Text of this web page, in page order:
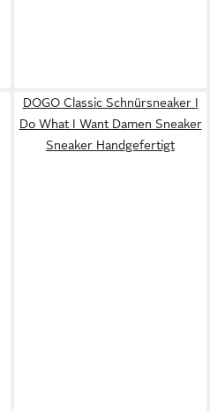
DOGO Classic Schnürsneaker I
Do What I Want Damen Sneaker
Sneaker Handgefertigt